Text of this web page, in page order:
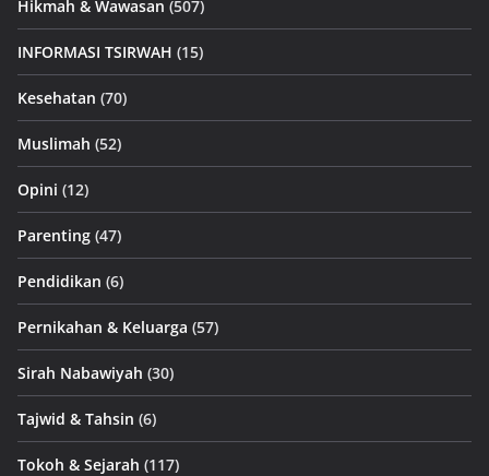
Hikmah & Wawasan (507)
INFORMASI TSIRWAH (15)
Kesehatan (70)
Muslimah (52)
Opini (12)
Parenting (47)
Pendidikan (6)
Pernikahan & Keluarga (57)
Sirah Nabawiyah (30)
Tajwid & Tahsin (6)
Tokoh & Sejarah (117)